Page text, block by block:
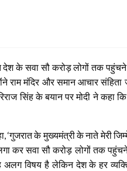
देश के सवा सौ करोड़ लोगों तक
मंदिर और समान आचार संहिता
सिंह के बयान पर मोदी ने कहा
के मुख्यमंत्री के नाते मेरी
लगा कर सवा सौ करोड़ लोगों तक
विषय है लेकिन देश के हर